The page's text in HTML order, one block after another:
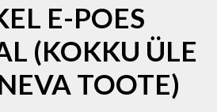
E-POES
(KOKKU ÜLE
TOOTE)